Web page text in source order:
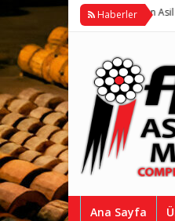
Haberler
>> Kaliteye Atılan Asil
Ana Sayfa